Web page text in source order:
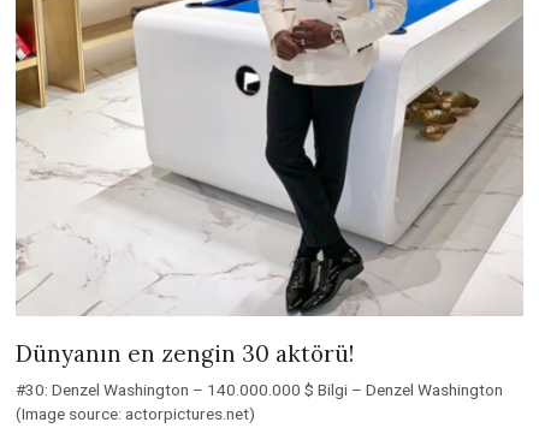
Dünyanın en zengin 30 aktörü!
#30: Denzel Washington – 140.000.000 $ Bilgi – Denzel Washington
(Image source: actorpictures.net)